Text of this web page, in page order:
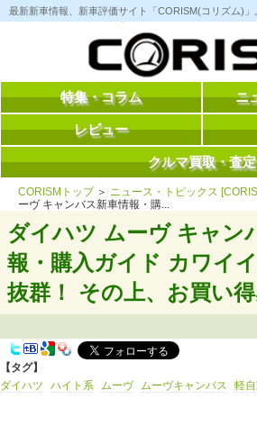
コ
ン
へ
最新新車情報、新車評価サイト「CORISM(コリズム)
特集・コラム ニ
レビュー
クルマ買取・査定
CORISMトップ＞ ニュース・トピックス
ーヴ キャンバス新車情報・購...
ダイハツ ムーヴ キャン
報・購入ガイド カワイ
抜群！ その上、お買い
【タグ】
ダイハツ
ハイト系 ムーヴ ムーヴキャンバス 軽